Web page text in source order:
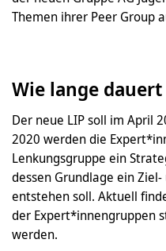
Themen ihrer Peer Group
Wie lange dauert
Der neue LIP soll im April
2020 werden die
Lenkungsgruppe ein
dessen Grundlage ein
entstehen soll. Aktuell
der Expert*innengruppen
werden.